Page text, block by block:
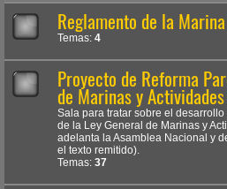
Reglamento de la
Temas: 4
Proyecto de Reforma
de Marinas y
Sala para tratar sobre el
de la Ley General de Marinas y
adelanta la Asamblea Nacional y
el texto remitido).
Temas: 37